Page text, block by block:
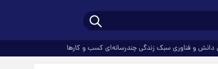
دانش و فناوری سبک زندگیچندرسانه‌ای کسب و کارها